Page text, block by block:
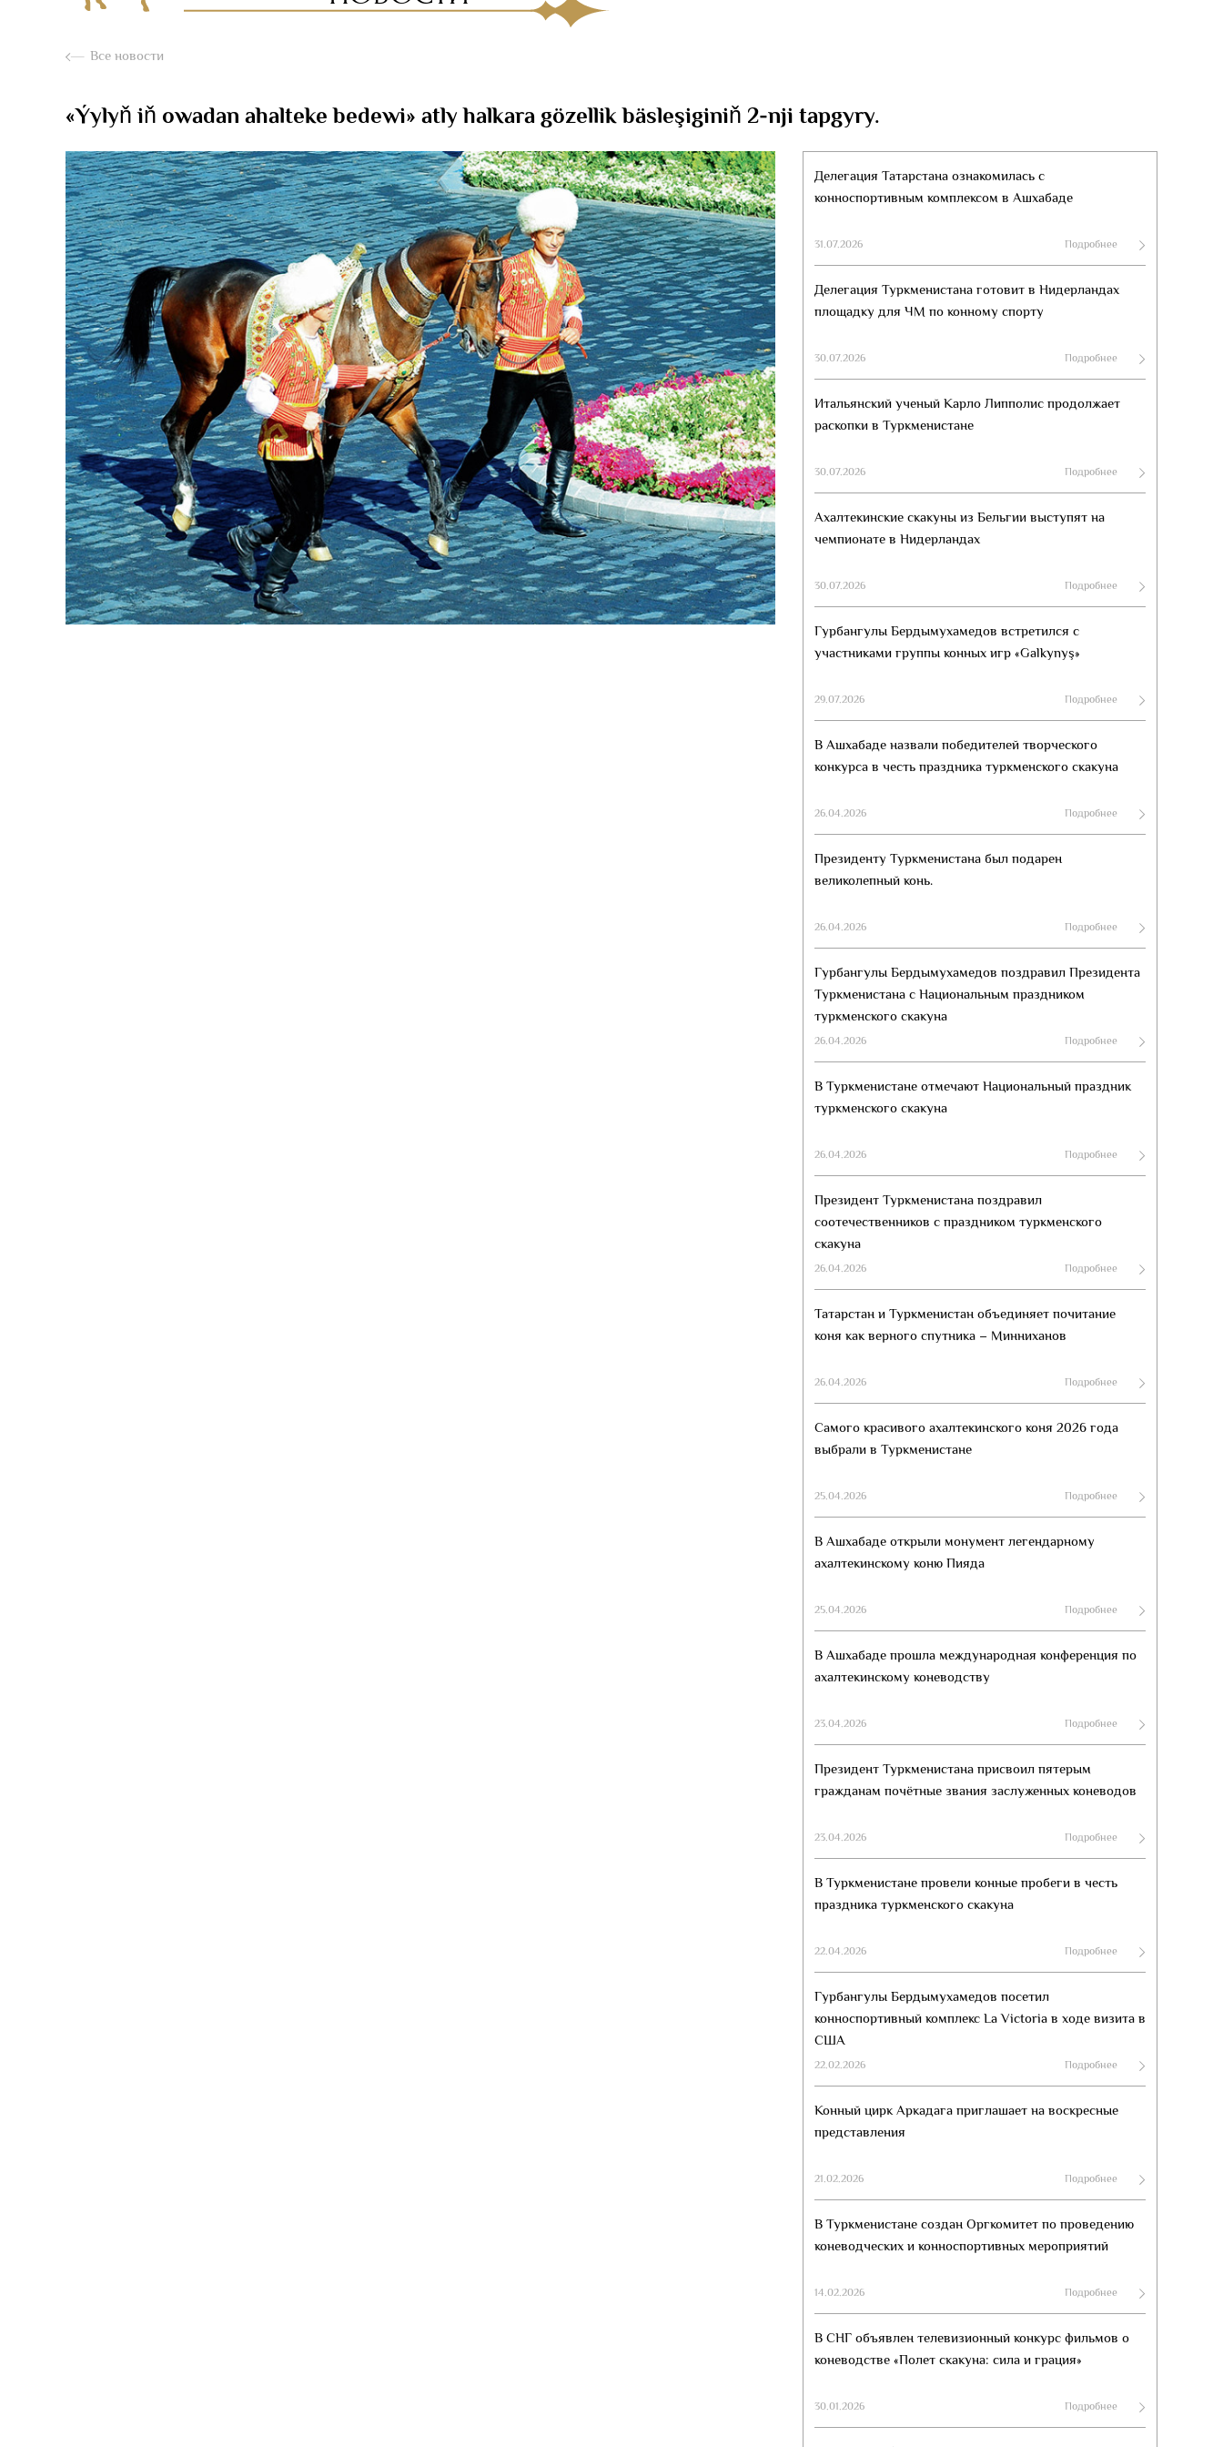
Все новости
«Ýylyň iň owadan ahalteke bedewi» atly halkara gözellik bäsleşiginiň 2-nji tapgyry.
Делегация Татарстана ознакомилась с
конноспортивным комплексом в Ашхабаде
31.07.2026 Подробнее
Делегация Туркменистана готовит в Нидерландах
площадку для ЧМ по конному спорту
30.07.2026 Подробнее
Итальянский ученый Карло Липполис продолжает
раскопки в Туркменистане
30.07.2026 Подробнее
Ахалтекинские скакуны из Бельгии выступят на
чемпионате в Нидерландах
30.07.2026 Подробнее
Гурбангулы Бердымухамедов встретился с
участниками группы конных игр «Galkynyş»
29.07.2026 Подробнее
В Ашхабаде назвали победителей творческого
конкурса в честь праздника туркменского скакуна
26.04.2026 Подробнее
Президенту Туркменистана был подарен
великолепный конь.
26.04.2026 Подробнее
Гурбангулы Бердымухамедов поздравил Президента
Туркменистана с Национальным праздником
туркменского скакуна
26.04.2026 Подробнее
В Туркменистане отмечают Национальный праздник
туркменского скакуна
26.04.2026 Подробнее
Президент Туркменистана поздравил
соотечественников с праздником туркменского
скакуна
26.04.2026 Подробнее
Татарстан и Туркменистан объединяет почитание
коня как верного спутника – Минниханов
26.04.2026 Подробнее
Самого красивого ахалтекинского коня 2026 года
выбрали в Туркменистане
25.04.2026 Подробнее
В Ашхабаде открыли монумент легендарному
ахалтекинскому коню Пияда
25.04.2026 Подробнее
В Ашхабаде прошла международная конференция по
ахалтекинскому коневодству
23.04.2026 Подробнее
Президент Туркменистана присвоил пятерым
гражданам почётные звания заслуженных коневодов
23.04.2026 Подробнее
В Туркменистане провели конные пробеги в честь
праздника туркменского скакуна
22.04.2026 Подробнее
Гурбангулы Бердымухамедов посетил
конноспортивный комплекс La Victoria в ходе визита в
США
22.02.2026 Подробнее
Конный цирк Аркадага приглашает на воскресные
представления
21.02.2026 Подробнее
В Туркменистане создан Оргкомитет по проведению
коневодческих и конноспортивных мероприятий
14.02.2026 Подробнее
В СНГ объявлен телевизионный конкурс фильмов о
коневодстве «Полет скакуна: сила и грация»
30.01.2026 Подробнее